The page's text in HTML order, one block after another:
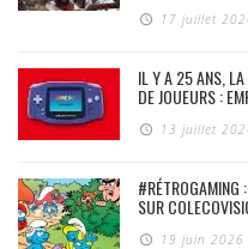
17 juillet
IL Y A 25 ANS, LA
DE JOUEURS :
13 juillet
#RÉTROGAMING
SUR
19 juin